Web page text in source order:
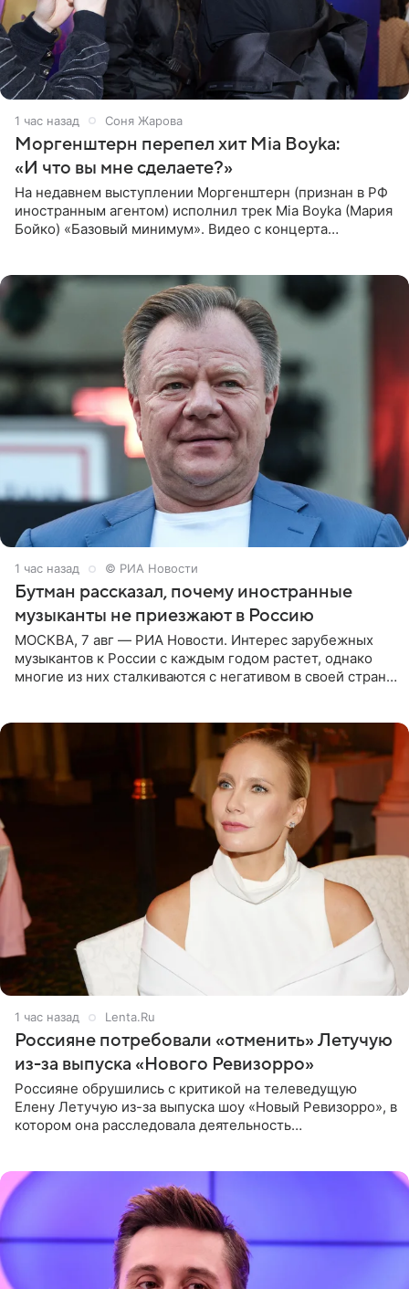
1 час назад Соня Жарова
Моргенштерн перепел хит Mia Boyka:
«И что вы мне сделаете?»
На недавнем выступлении Моргенштерн (признан в РФ
иностранным агентом) исполнил трек Mia Boyka (Мария
Бойко) «Базовый минимум». Видео с концерта
1 час назад © РИА Новости
Бутман рассказал, почему иностранные
музыканты не приезжают в Россию
МОСКВА, 7 авг — РИА Новости. Интерес зарубежных
музыкантов к России с каждым годом растет, однако
многие из них сталкиваются с негативом в своей стране
1 час назад Lenta.Ru
Россияне потребовали «отменить» Летучую
из-за выпуска «Нового Ревизорро»
Россияне обрушились с критикой на телеведущую
Елену Летучую из-за выпуска шоу «Новый Ревизорро», в
котором она расследовала деятельность